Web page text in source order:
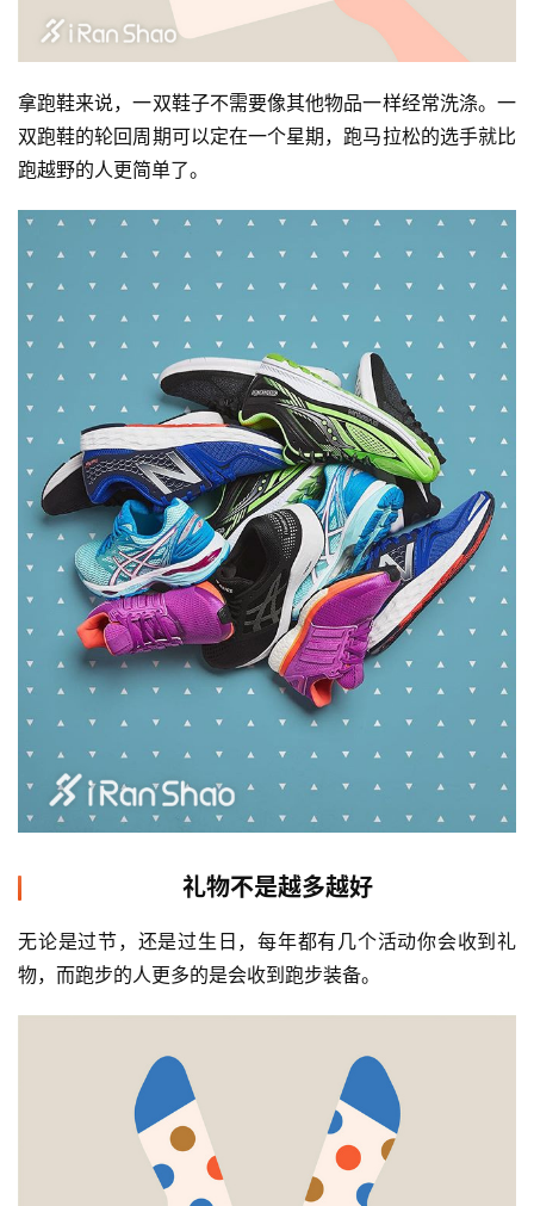
拿跑鞋来说，一双鞋子不需要像其他物品一样经常洗涤。一
双跑鞋的轮回周期可以定在一个星期，跑马拉松的选手就比
跑越野的人更简单了。
礼物不是越多越好
无论是过节，还是过生日，每年都有几个活动你会收到礼
物，而跑步的人更多的是会收到跑步装备。